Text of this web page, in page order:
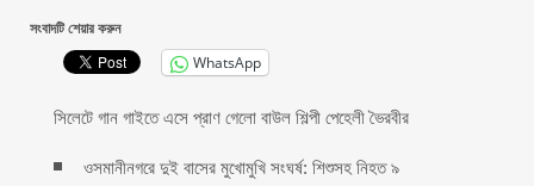
সংবাদটি শেয়ার করুন
WhatsApp
সিলেটে গান গাইতে এসে প্রাণ গেলো বাউল শিল্পী পেহেলী ভৈরবীর
ওসমানীনগরে দুই বাসের মুখোমুখি সংঘর্ষ: শিশুসহ নিহত ৯